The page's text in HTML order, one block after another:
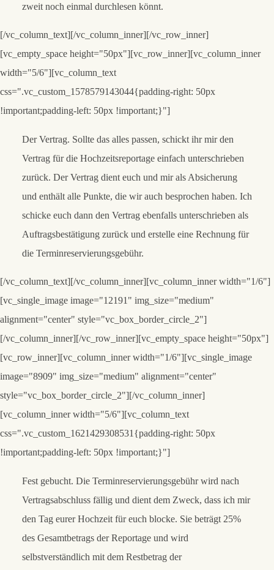
zweit noch einmal durchlesen könnt.
[/vc_column_text][/vc_column_inner][/vc_row_inner]
[vc_empty_space height="50px"][vc_row_inner][vc_column_inner
width="5/6"][vc_column_text
css=".vc_custom_1578579143044{padding-right: 50px
!important;padding-left: 50px !important;}"]
Der Vertrag. Sollte das alles passen, schickt ihr mir den
Vertrag für die Hochzeitsreportage einfach unterschrieben
zurück. Der Vertrag dient euch und mir als Absicherung
und enthält alle Punkte, die wir auch besprochen haben. Ich
schicke euch dann den Vertrag ebenfalls unterschrieben als
Auftragsbestätigung zurück und erstelle eine Rechnung für
die Terminreservierungsgebühr.
[/vc_column_text][/vc_column_inner][vc_column_inner width="1/6"]
[vc_single_image image="12191" img_size="medium"
alignment="center" style="vc_box_border_circle_2"]
[/vc_column_inner][/vc_row_inner][vc_empty_space height="50px"]
[vc_row_inner][vc_column_inner width="1/6"][vc_single_image
image="8909" img_size="medium" alignment="center"
style="vc_box_border_circle_2"][/vc_column_inner]
[vc_column_inner width="5/6"][vc_column_text
css=".vc_custom_1621429308531{padding-right: 50px
!important;padding-left: 50px !important;}"]
Fest gebucht. Die Terminreservierungsgebühr wird nach
Vertragsabschluss fällig und dient dem Zweck, dass ich mir
den Tag eurer Hochzeit für euch blocke. Sie beträgt 25%
des Gesamtbetrags der Reportage und wird
selbstverständlich mit dem Restbetrag der